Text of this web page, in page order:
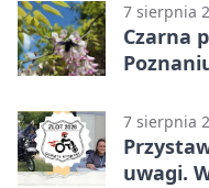
7 sierpnia
Czarna
7 sierpnia
uwagi.